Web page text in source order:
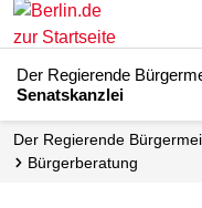
Der Regierende
Senatskanzlei
Der Regierende
Bürgerberatung